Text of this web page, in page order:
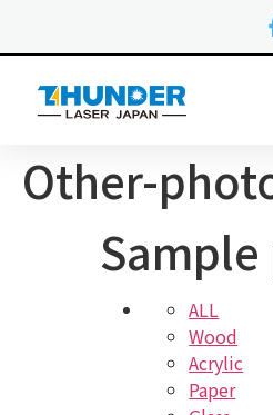
Other-
ALL
Wood
Acrylic
Paper